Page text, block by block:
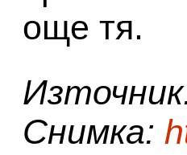
още тя.
Снимка: